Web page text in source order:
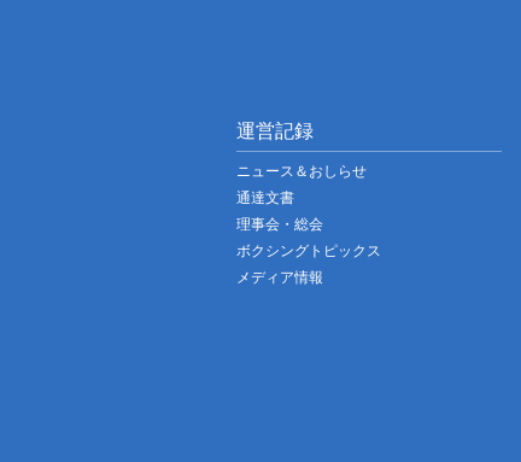
運営記録
ニュース＆おしらせ
通達文書
理事会・総会
ボクシングトピックス
メディア情報